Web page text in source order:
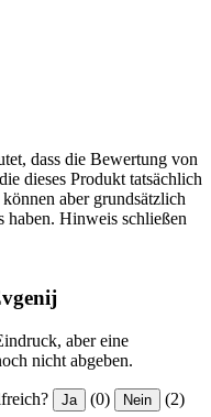
dass die Bewertung von
dieses Produkt tatsächlich
aber grundsätzlich
haben. Hinweis schließen
aber eine
nicht abgeben.
Ja (0) Nein (2)